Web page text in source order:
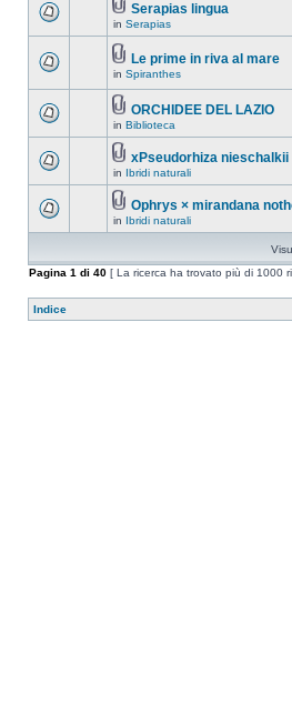
Serapias lingua
in Serapias
Le prime in riva al mare
in Spiranthes
ORCHIDEE DEL LAZIO
in Biblioteca
xPseudorhiza nieschalkii
in Ibridi naturali
Ophrys × mirandana
in Ibridi naturali
Pagina 1 di 40 [ La ricerca ha trovato più di 1000
Indice